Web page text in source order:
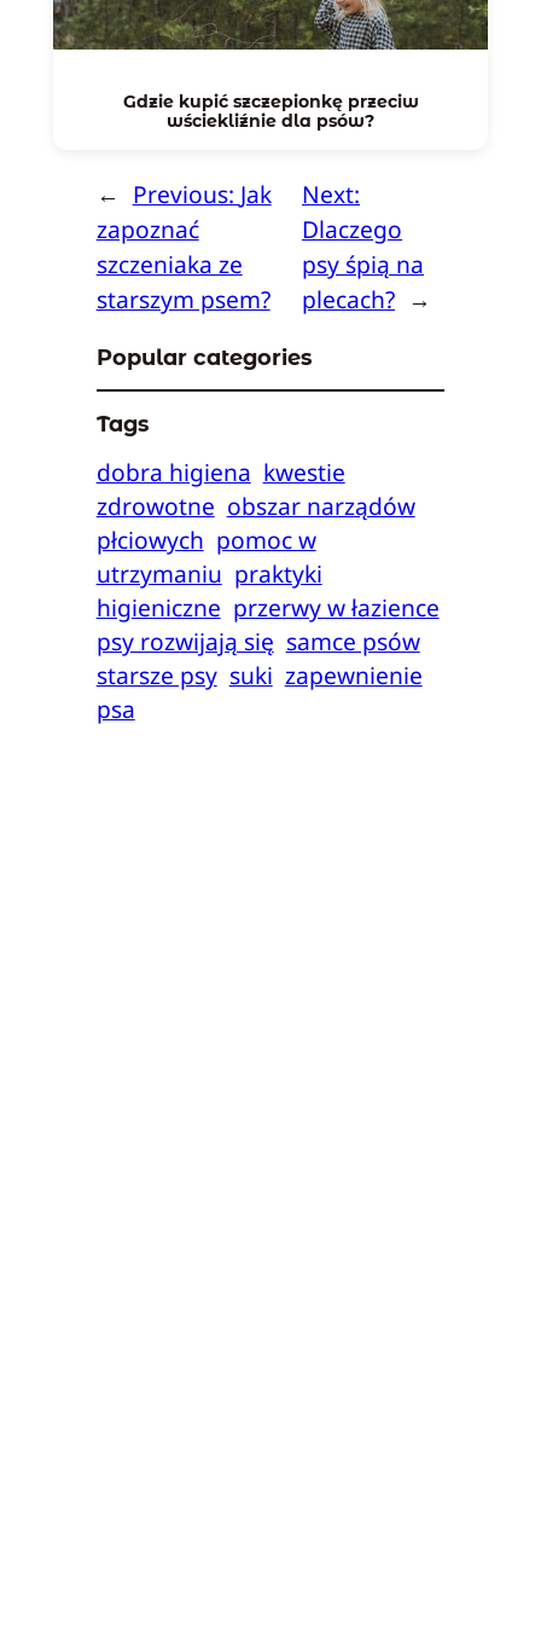
Gdzie kupić szczepionkę przeciw
wściekliźnie dla psów?
← Previous: Jak
zapoznać
szczeniaka ze
starszym psem?
Next:
Dlaczego
psy śpią na
plecach? →
Popular categories
Tags
dobra higiena kwestie
zdrowotne obszar narządów
płciowych pomoc w
utrzymaniu praktyki
higieniczne przerwy w łazience
psy rozwijają się samce psów
starsze psy suki zapewnienie
psa